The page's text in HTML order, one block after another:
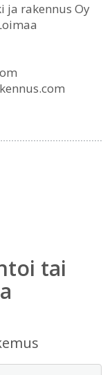
ja rakennus Oy
tai